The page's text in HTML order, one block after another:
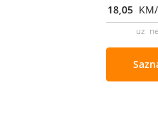
18,05
uz